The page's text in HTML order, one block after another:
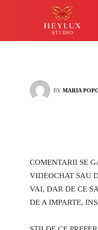
BY MARIA
COMENTARII SE
VIDEOCHAT SAU
VAI, DAR DE CE
DE A IMPARTE,